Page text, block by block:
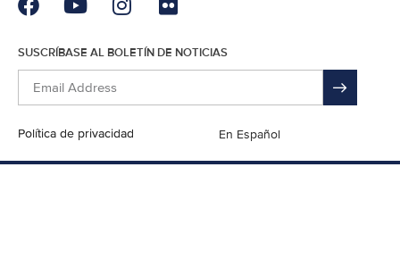
SUSCRÍBASE AL BOLETÍN DE NOTICIAS
Política de privacidad En Español